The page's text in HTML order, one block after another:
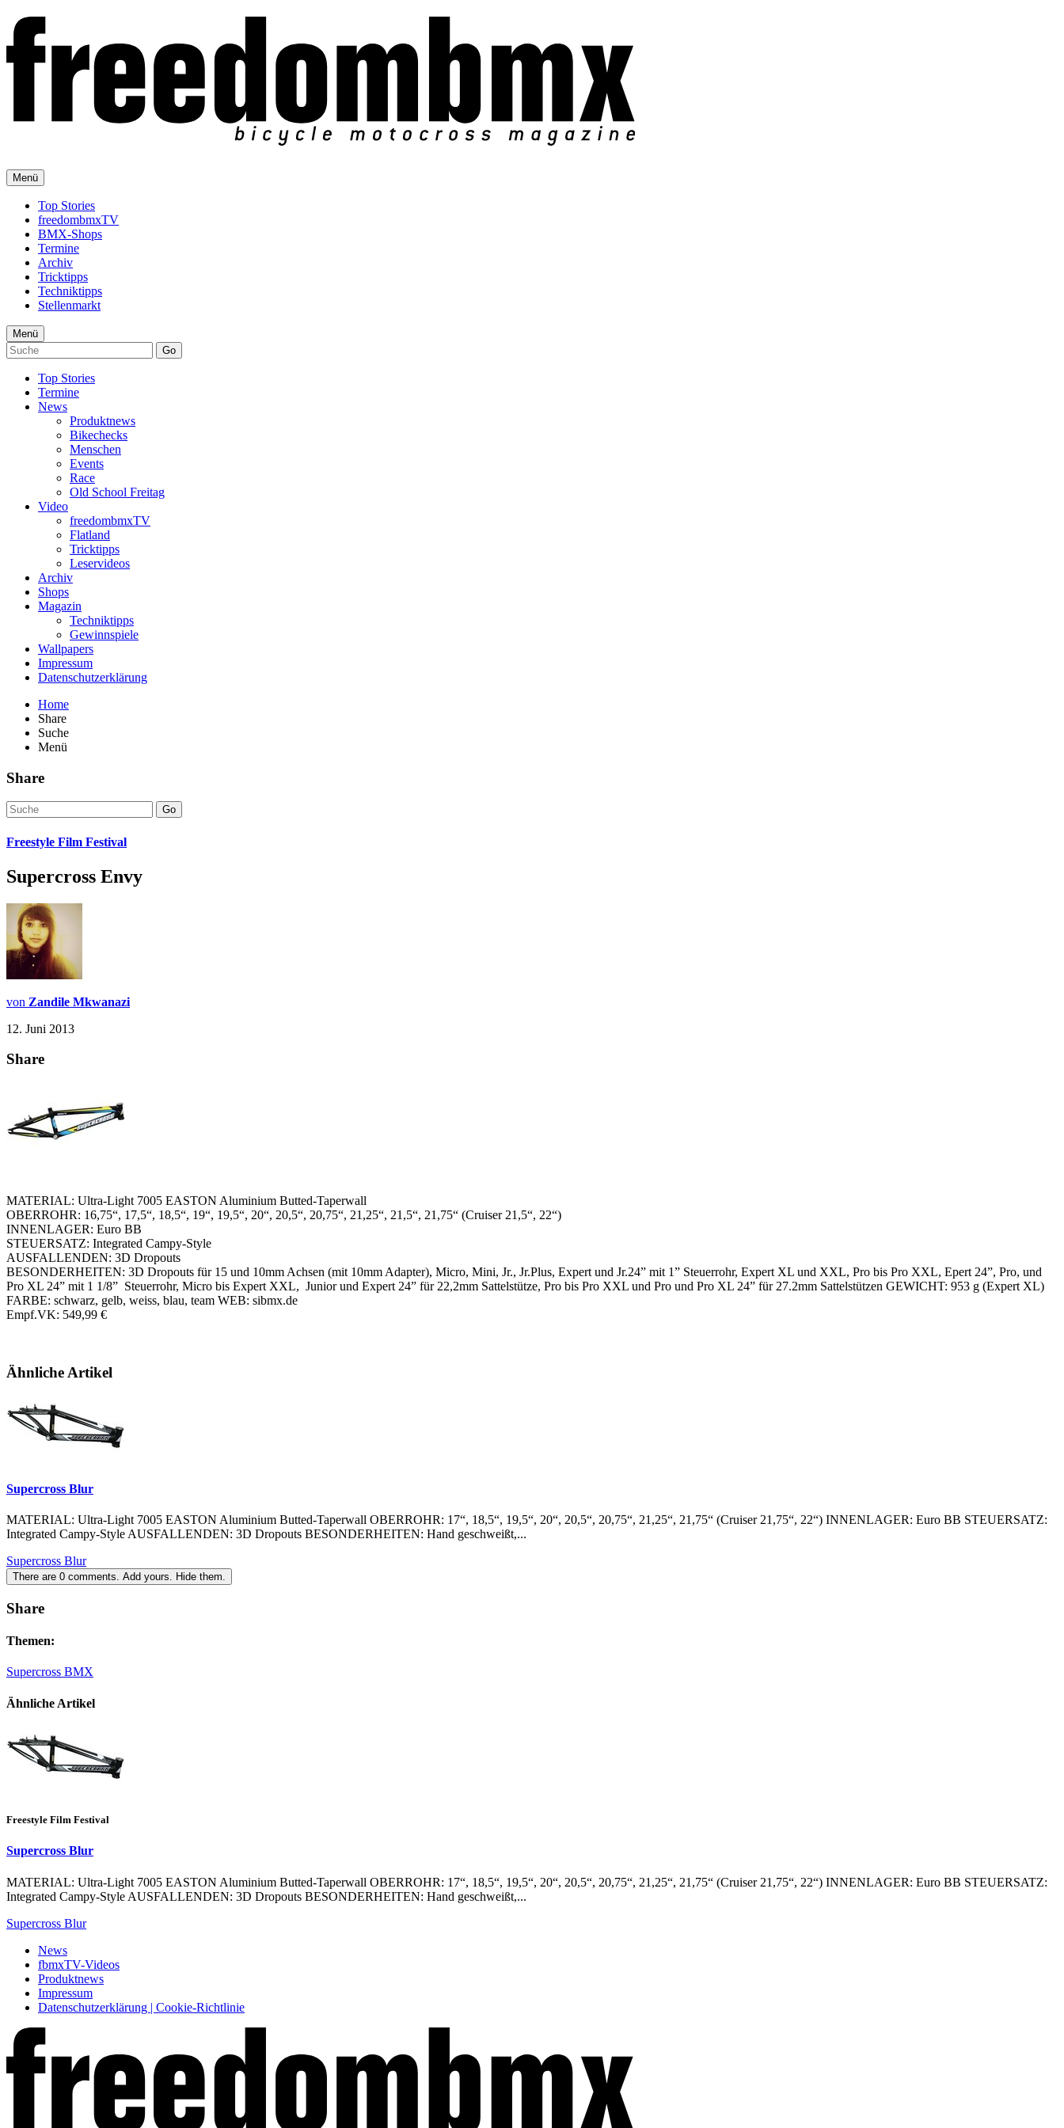
Menü
Top Stories
freedombmxTV
BMX-Shops
Termine
Archiv
Tricktipps
Techniktipps
Stellenmarkt
Menü
Go
Top Stories
Termine
News
Produktnews
Bikechecks
Menschen
Events
Race
Old School Freitag
Video
freedombmxTV
Flatland
Tricktipps
Leservideos
Archiv
Shops
Magazin
Techniktipps
Gewinnspiele
Wallpapers
Impressum
Datenschutzerklärung
Home
Share
Suche
Menü
Share
Go
Freestyle Film Festival
Supercross Envy
von Zandile Mkwanazi
12. Juni 2013
Share
MATERIAL: Ultra-Light 7005 EASTON Aluminium Butted-Taperwall
OBERROHR: 16,75“, 17,5“, 18,5“, 19“, 19,5“, 20“, 20,5“, 20,75“, 21,25“, 21,5“, 21,75“ (Cruiser 21,5“, 22“)
INNENLAGER: Euro BB
STEUERSATZ: Integrated Campy-Style
AUSFALLENDEN: 3D Dropouts
BESONDERHEITEN: 3D Dropouts für 15 und 10mm Achsen (mit 10mm Adapter), Micro, Mini, Jr., Jr.Plus, Expert und Jr.24” mit 1” Steuerrohr, Expert XL und XXL, Pro bis Pro XXL, Epert 24”, Pro, und
Pro XL 24” mit 1 1/8” Steuerrohr, Micro bis Expert XXL, Junior und Expert 24” für 22,2mm Sattelstütze, Pro bis Pro XXL und Pro und Pro XL 24” für 27.2mm Sattelstützen GEWICHT: 953 g (Expert XL)
FARBE: schwarz, gelb, weiss, blau, team WEB: sibmx.de
Empf.VK: 549,99 €
Ähnliche Artikel
Supercross Blur
MATERIAL: Ultra-Light 7005 EASTON Aluminium Butted-Taperwall OBERROHR: 17“, 18,5“, 19,5“, 20“, 20,5“, 20,75“, 21,25“, 21,75“ (Cruiser 21,75“, 22“) INNENLAGER: Euro BB STEUERSATZ:
Integrated Campy-Style AUSFALLENDEN: 3D Dropouts BESONDERHEITEN: Hand geschweißt,...
Supercross Blur
There are 0 comments. Add yours. Hide them.
Share
Themen:
Supercross BMX
Ähnliche Artikel
Freestyle Film Festival
Supercross Blur
MATERIAL: Ultra-Light 7005 EASTON Aluminium Butted-Taperwall OBERROHR: 17“, 18,5“, 19,5“, 20“, 20,5“, 20,75“, 21,25“, 21,75“ (Cruiser 21,75“, 22“) INNENLAGER: Euro BB STEUERSATZ:
Integrated Campy-Style AUSFALLENDEN: 3D Dropouts BESONDERHEITEN: Hand geschweißt,...
Supercross Blur
News
fbmxTV-Videos
Produktnews
Impressum
Datenschutzerklärung | Cookie-Richtlinie